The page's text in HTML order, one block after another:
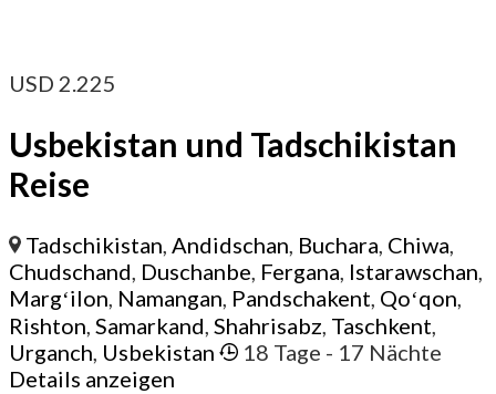
USD 2.225
Usbekistan und Tadschikistan
Reise
Tadschikistan,Andidschan, Buchara, Chiwa,
Chudschand, Duschanbe, Fergana, Istarawschan,
Margʻilon, Namangan, Pandschakent, Qoʻqon,
Rishton, Samarkand, Shahrisabz, Taschkent,
Urganch, Usbekistan 18 Tage - 17 Nächte
Details anzeigen